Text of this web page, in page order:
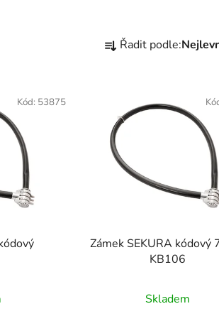
a
p
k
Řadit podle:
Kód: 53875
Zámek SEKURA kódový
KB106
Skladem